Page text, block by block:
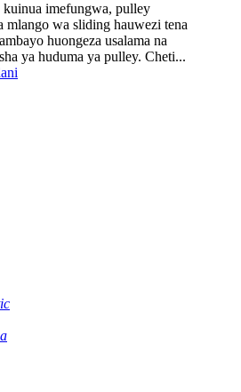
imefungwa, pulley
mlango wa sliding hauwezi tena
huongeza usalama na
ya huduma ya pulley. Cheti...